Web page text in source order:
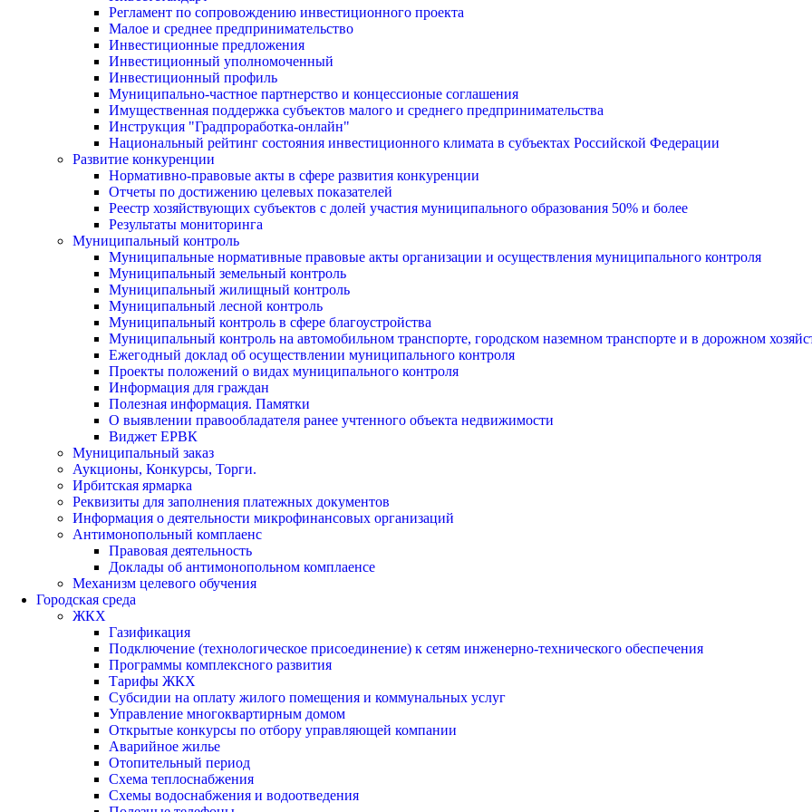
Регламент по сопровождению инвестиционного проекта
Малое и среднее предпринимательство
Инвестиционные предложения
Инвестиционный уполномоченный
Инвестиционный профиль
Муниципально-частное партнерство и концессионые соглашения
Имущественная поддержка субъектов малого и среднего предпринимательства
Инструкция "Градпроработка-онлайн"
Национальный рейтинг состояния инвестиционного климата в субъектах Российской Федерации
Развитие конкуренции
Нормативно-правовые акты в сфере развития конкуренции
Отчеты по достижению целевых показателей
Реестр хозяйствующих субъектов с долей участия муниципального образования 50% и более
Результаты мониторинга
Муниципальный контроль
Муниципальные нормативные правовые акты организации и осуществления муниципального контроля
Муниципальный земельный контроль
Муниципальный жилищный контроль
Муниципальный лесной контроль
Муниципальный контроль в сфере благоустройства
Муниципальный контроль на автомобильном транспорте, городском наземном транспорте и в дорожном
Ежегодный доклад об осуществлении муниципального контроля
Проекты положений о видах муниципального контроля
Информация для граждан
Полезная информация. Памятки
О выявлении правообладателя ранее учтенного объекта недвижимости
Виджет ЕРВК
Муниципальный заказ
Аукционы, Конкурсы, Торги.
Ирбитская ярмарка
Реквизиты для заполнения платежных документов
Информация о деятельности микрофинансовых организаций
Антимонопольный комплаенс
Правовая деятельность
Доклады об антимонопольном комплаенсе
Механизм целевого обучения
Городская среда
ЖКХ
Газификация
Подключение (технологическое присоединение) к сетям инженерно-технического обеспечения
Программы комплексного развития
Тарифы ЖКХ
Субсидии на оплату жилого помещения и коммунальных услуг
Управление многоквартирным домом
Открытые конкурсы по отбору управляющей компании
Аварийное жилье
Отопительный период
Схема теплоснабжения
Схемы водоснабжения и водоотведения